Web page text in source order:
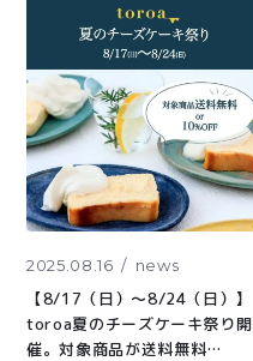
2025.08.16 news
【8/17（日）〜8/24（日）】
toroa夏のチーズケーキ祭り開
催。対象商品が送料無料